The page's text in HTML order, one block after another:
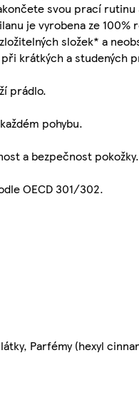
svou prací rutinu
je vyrobena ze
složek* a
krátkých a studených
prádlo.
pohybu.
a bezpečnost pokožky.
OECD 301/302.
Parfémy (hexyl